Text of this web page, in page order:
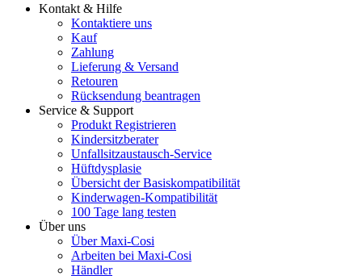
Kontakt & Hilfe
Kontaktiere uns
Kauf
Zahlung
Lieferung & Versand
Retouren
Rücksendung beantragen
Service & Support
Produkt Registrieren
Kindersitzberater
Unfallsitzaustausch-Service
Hüftdysplasie
Übersicht der Basiskompatibilität
Kinderwagen-Kompatibilität
100 Tage lang testen
Über uns
Über Maxi-Cosi
Arbeiten bei Maxi-Cosi
Händler